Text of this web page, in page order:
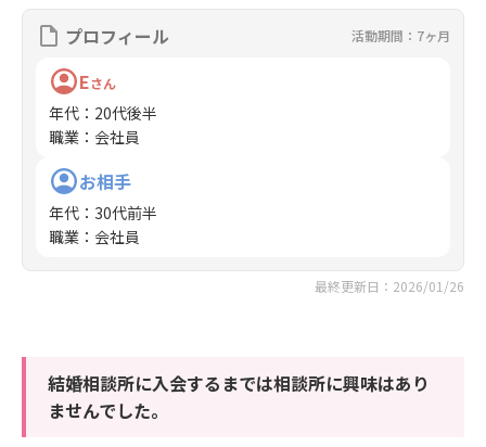
プロフィール 活動期間：7ヶ月
Eさん
年代 ： 20代後半
職業 ： 会社員
お相手
年代 ： 30代前半
職業 ： 会社員
最終更新日：2026/01/26
結婚相談所に入会するまでは相談所に興味はあり
ませんでした。